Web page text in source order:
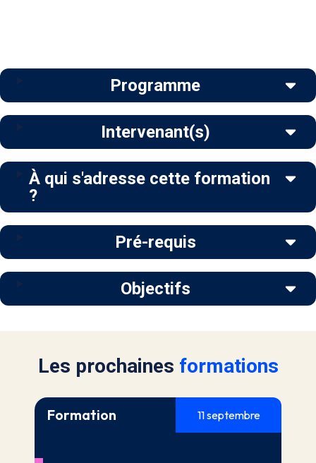
Programme
Intervenant(s)
À qui s'adresse cette formation
?
Pré-requis
Objectifs
Les prochaines formations
Formation 11 septembre